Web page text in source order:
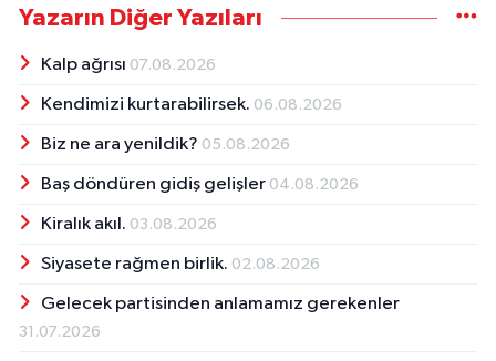
Yazarın Diğer Yazıları
Kalp ağrısı 07.08.2026
Kendimizi kurtarabilirsek. 06.08.2026
Biz ne ara yenildik? 05.08.2026
Baş döndüren gidiş gelişler 04.08.2026
Kiralık akıl. 03.08.2026
Siyasete rağmen birlik. 02.08.2026
Gelecek partisinden anlamamız gerekenler
31.07.2026